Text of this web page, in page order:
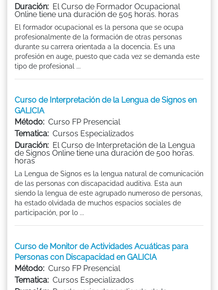
Duración: El Curso de Formador Ocupacional
Online tiene una duración de 505 horas. horas
El formador ocupacional es la persona que se ocupa
profesionalmente de la formación de otras personas
durante su carrera orientada a la docencia. Es una
profesión en auge, puesto que cada vez se demanda este
tipo de profesional ...
Curso de Interpretación de la Lengua de Signos en
GALICIA
Método: Curso FP Presencial
Tematica: Cursos Especializados
Duración: El Curso de Interpretación de la Lengua
de Signos Online tiene una duración de 500 horas.
horas
La Lengua de Signos es la lengua natural de comunicación
de las personas con discapacidad auditiva. Esta aun
siendo la lengua de este agrupado numeroso de personas,
ha estado olvidada de muchos espacios sociales de
participación, por lo ...
Curso de Monitor de Actividades Acuáticas para
Personas con Discapacidad en GALICIA
Método: Curso FP Presencial
Tematica: Cursos Especializados